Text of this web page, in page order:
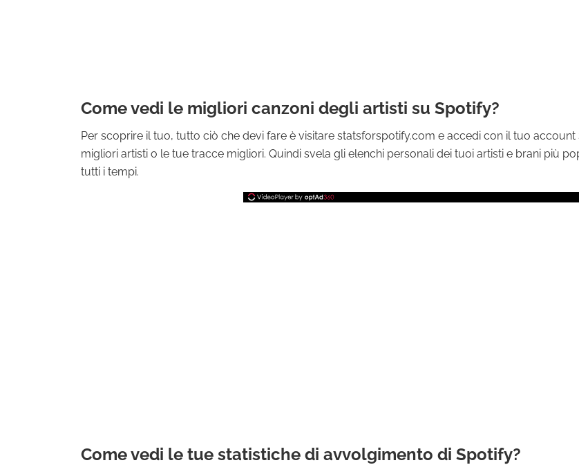
Come vedi le migliori canzoni degli artisti su Spotify?
Per scoprire il tuo, tutto ciò che devi fare è visitare statsforspotify.com e accedi con il tuo
migliori artisti o le tue tracce migliori. Quindi svela gli elenchi personali dei tuoi artisti e brani più
tutti i tempi.
Come vedi le tue statistiche di avvolgimento di Spotify?